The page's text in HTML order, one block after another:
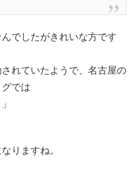
でしたがきれいな方です
れていたようで、名古屋の
では
りますね。